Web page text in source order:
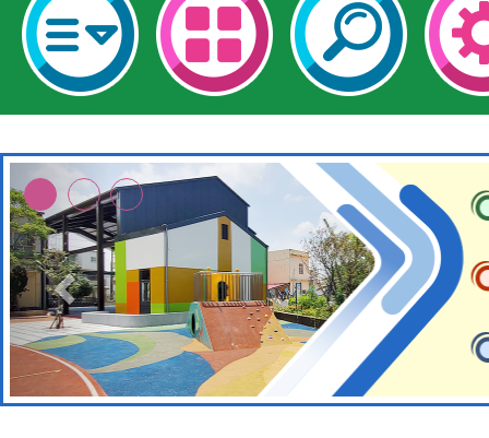
本校115學年度第2次
適應運動共學行動站研